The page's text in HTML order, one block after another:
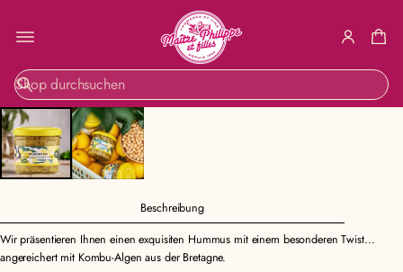
S
u
c
h
e
ZUR
PRODUKTINF
ORMATION
SPRINGEN
Beschreibung
Wir präsentieren Ihnen einen exquisiten Hummus mit einem besonderen Twist...
angereichert mit Kombu-Algen aus der Bretagne.